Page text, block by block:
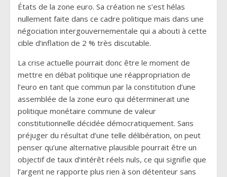
États de la zone euro. Sa création ne s’est hélas
nullement faite dans ce cadre politique mais dans une
négociation intergouvernementale qui a abouti à cette
cible d’inflation de 2 % très discutable.
La crise actuelle pourrait donc être le moment de
mettre en débat politique une réappropriation de
l’euro en tant que commun par la constitution d’une
assemblée de la zone euro qui déterminerait une
politique monétaire commune de valeur
constitutionnelle décidée démocratiquement. Sans
préjuger du résultat d’une telle délibération, on peut
penser qu’une alternative plausible pourrait être un
objectif de taux d’intérêt réels nuls, ce qui signifie que
l’argent ne rapporte plus rien à son détenteur sans